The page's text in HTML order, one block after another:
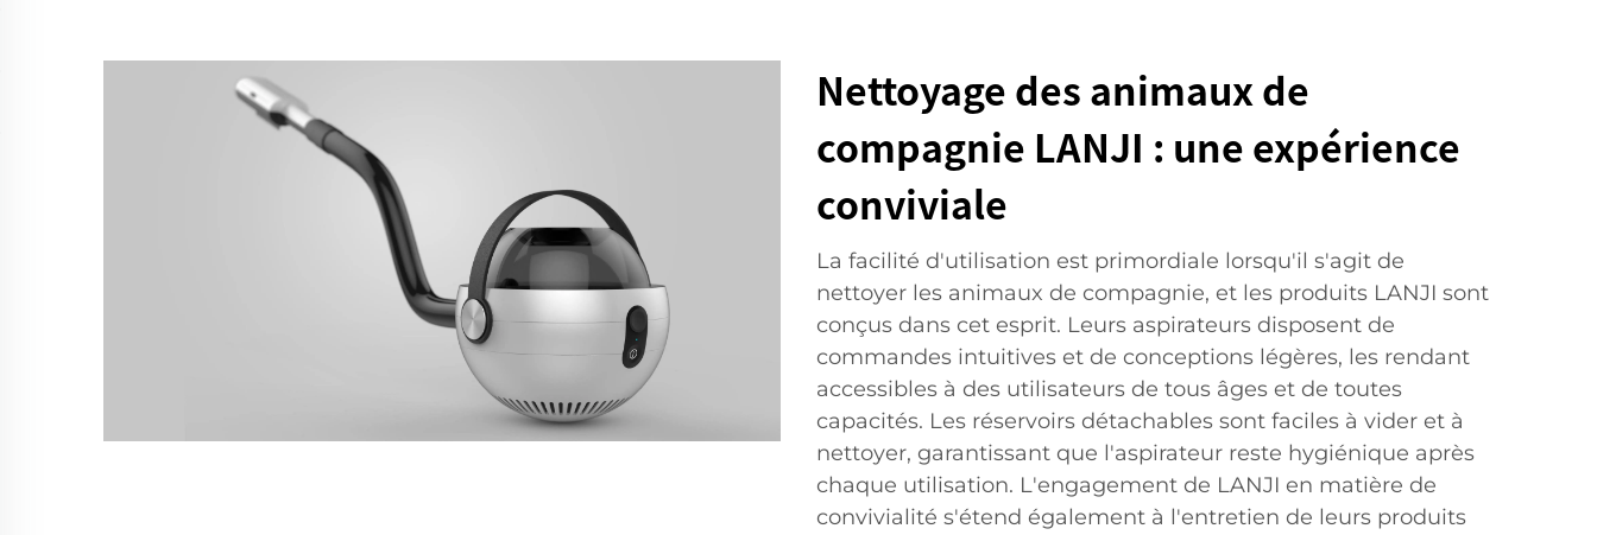
Nettoyage des animaux de
compagnie LANJI : une expérience
conviviale
La facilité d'utilisation est primordiale lorsqu'il s'agit de
nettoyer les animaux de compagnie, et les produits LANJI sont
conçus dans cet esprit. Leurs aspirateurs disposent de
commandes intuitives et de conceptions légères, les rendant
accessibles à des utilisateurs de tous âges et de toutes
capacités. Les réservoirs détachables sont faciles à vider et à
nettoyer, garantissant que l'aspirateur reste hygiénique après
chaque utilisation. L'engagement de LANJI en matière de
convivialité s'étend également à l'entretien de leurs produits